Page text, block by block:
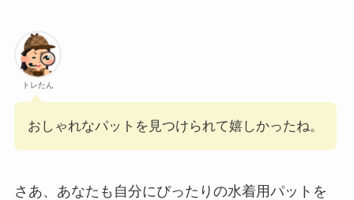
トレたん
おしゃれなパットを見つけられて嬉しかったね。
さあ、あなたも自分にぴったりの水着用パットを